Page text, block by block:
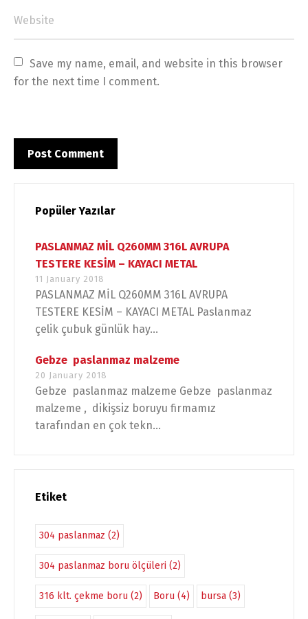
Save my name, email, and website in this browser
for the next time I comment.
Popüler Yazılar
PASLANMAZ MİL Q260MM 316L AVRUPA
TESTERE KESİM – KAYACI METAL
11 January 2018
PASLANMAZ MİL Q260MM 316L AVRUPA
TESTERE KESİM – KAYACI METAL Paslanmaz
çelik çubuk günlük hay...
Gebze paslanmaz malzeme
20 January 2018
Gebze paslanmaz malzeme Gebze paslanmaz
malzeme , dikişsiz boruyu firmamız
tarafından en çok tekn...
Etiket
304 paslanmaz (2)
304 paslanmaz boru ölçüleri (2)
316 klt. çekme boru (2) Boru (4) bursa (3)